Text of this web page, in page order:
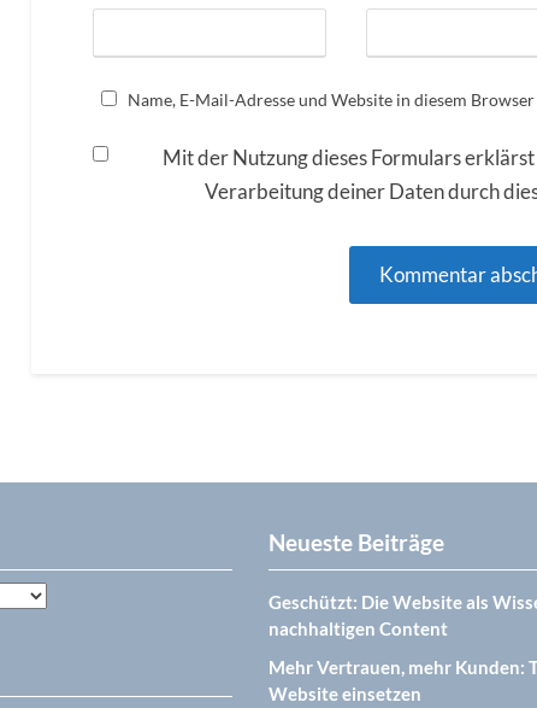
Name, E-Mail-Adresse und Website in diesem
Mit der Nutzung dieses Formulars
Verarbeitung deiner Daten durch
Neueste Beiträge
Geschützt: Die Website als
nachhaltigen Content
Mehr Vertrauen, mehr Kunden:
Website einsetzen